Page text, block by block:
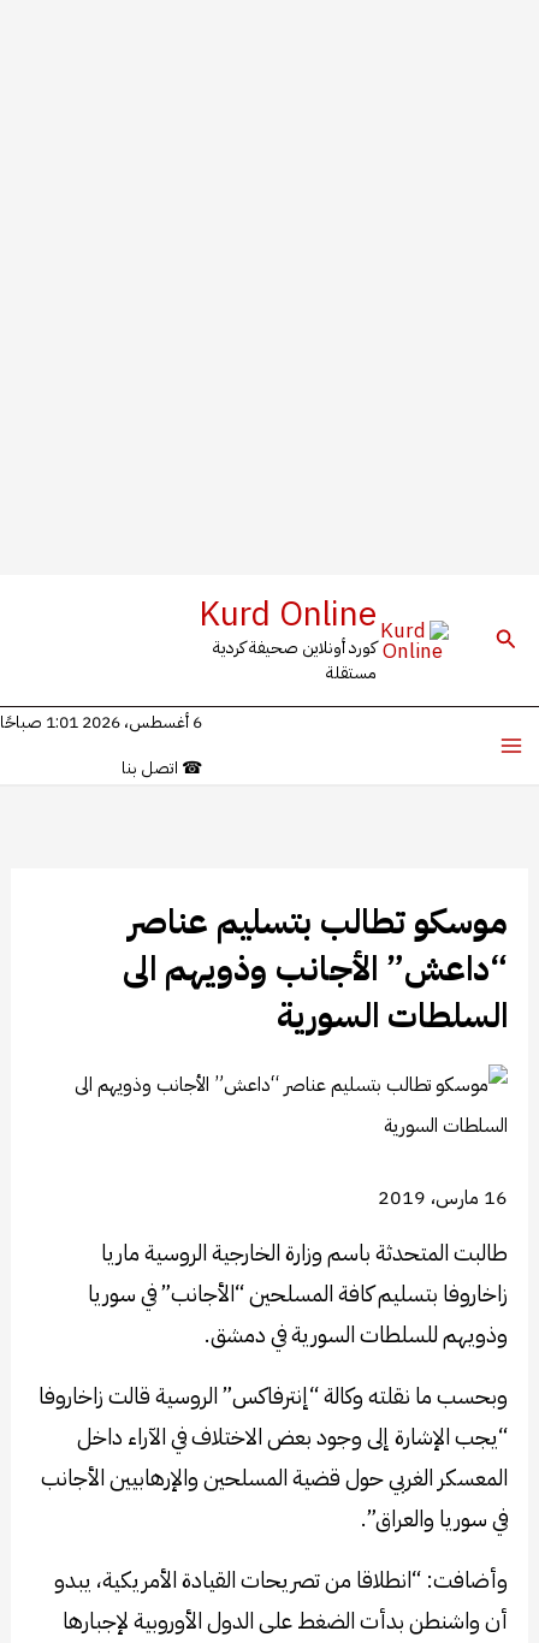
البحث Kurd Online
كورد أونلاين صحيفة كردية
مستقلة
6 أغسطس، 2026 1:01 صباحًا
☎ اتصل بنا
موسكو تطالب بتسليم عناصر
“داعش” الأجانب وذويهم الى
السلطات السورية
16 مارس، 2019
طالبت المتحدثة باسم وزارة الخارجية الروسية ماريا
زاخاروفا بتسليم كافة المسلحين “الأجانب” في سوريا
وذويهم للسلطات السورية في دمشق.
وبحسب ما نقلته وكالة “إنترفاكس” الروسية قالت زاخاروفا
“يجب الإشارة إلى وجود بعض الاختلاف في الآراء داخل
المعسكر الغربي حول قضية المسلحين والإرهابيين الأجانب
في سوريا والعراق”.
وأضافت: “انطلاقا من تصريحات القيادة الأمريكية، يبدو
أن واشنطن بدأت الضغط على الدول الأوروبية لإجبارها